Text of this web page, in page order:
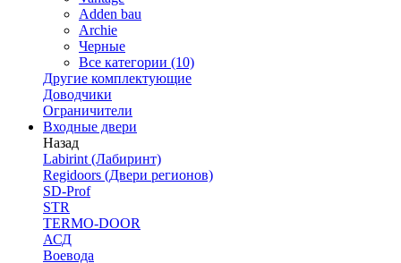
Adden bau
Archie
Черные
Все категории (10)
Другие комплектующие
Доводчики
Ограничители
Входные двери
Назад
Labirint (Лабиринт)
Regidoors (Двери регионов)
SD-Prof
STR
TERMO-DOOR
АСД
Воевода